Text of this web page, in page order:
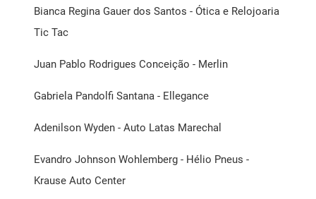
Bianca Regina Gauer dos Santos - Ótica e Relojoaria
Tic Tac
Juan Pablo Rodrigues Conceição - Merlin
Gabriela Pandolfi Santana - Ellegance
Adenilson Wyden - Auto Latas Marechal
Evandro Johnson Wohlemberg - Hélio Pneus -
Krause Auto Center